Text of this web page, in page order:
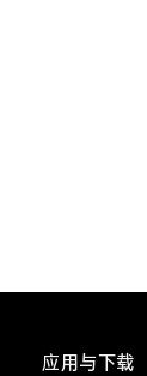
应用与下载